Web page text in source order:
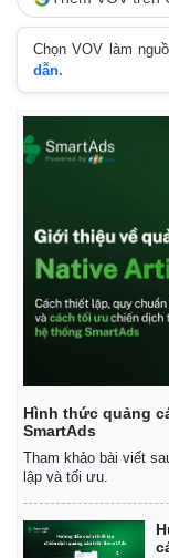
Pháp luật
Tin nóng
Tư vấn luật
Chọn VOV làm
dẫn.
Hình thức quảng
SmartAds
Tham khảo bài viết
lập và tối ưu.